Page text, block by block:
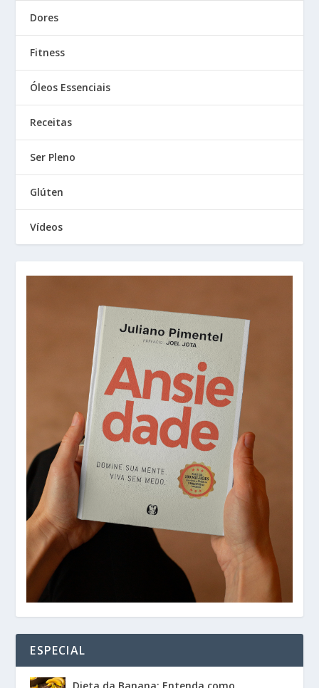
Dores
Fitness
Óleos Essenciais
Receitas
Ser Pleno
Glúten
Vídeos
ESPECIAL